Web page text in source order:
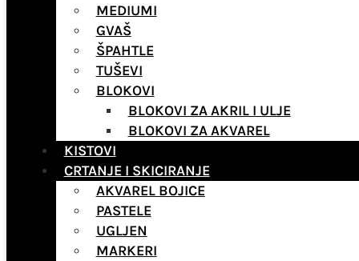
MEDIUMI
GVAŠ
ŠPAHTLE
TUŠEVI
BLOKOVI
BLOKOVI ZA AKRIL I ULJE
BLOKOVI ZA AKVAREL
KISTOVI
CRTANJE I SKICIRANJE
AKVAREL BOJICE
PASTELE
UGLJEN
MARKERI